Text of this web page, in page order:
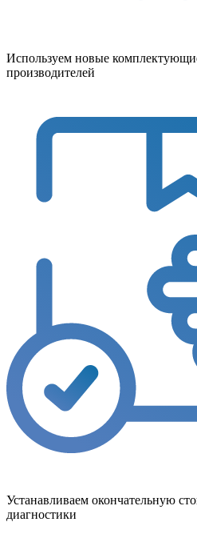
Используем новые
производителей
Устанавливаем окончательную
диагностики